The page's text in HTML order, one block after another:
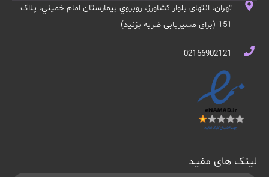
تهران، انتهای بلوار کشاورز، روبروي بيمارستان امام خميني، پلاک
151 (برای مسیریابی ضربه بزنید)
02166902121
لینک های مفید